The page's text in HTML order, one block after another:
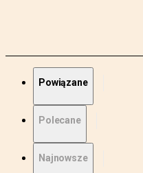
Powiązane
Polecane
Najnowsze